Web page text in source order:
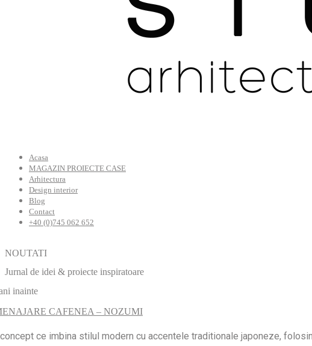
Acasa
MAGAZIN PROIECTE CASE
Arhitectura
Design interior
Blog
Contact
+40 (0)745 062 652
NOUTATI
Jurnal de idei & proiecte inspiratoare
inainte
CAFENEA – NOZUMI
ce imbina stilul modern cu accentele traditionale japoneze,